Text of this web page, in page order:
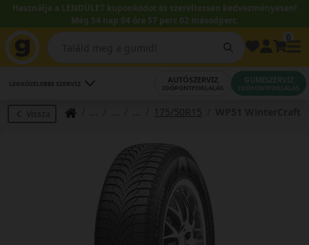
Használja a LENDÜLET kuponkódot és szereltessen kedvezményesen!
Még 54 nap 04 óra 57 perc 01 másodperc.
LEGKÖZELEBBI SZERVIZ AUTÓSZERVIZ
IDŐPONTFOGLALÁS
GUMISZERVIZ
IDŐPONTFOGLALÁS
Vissza 175/50R15